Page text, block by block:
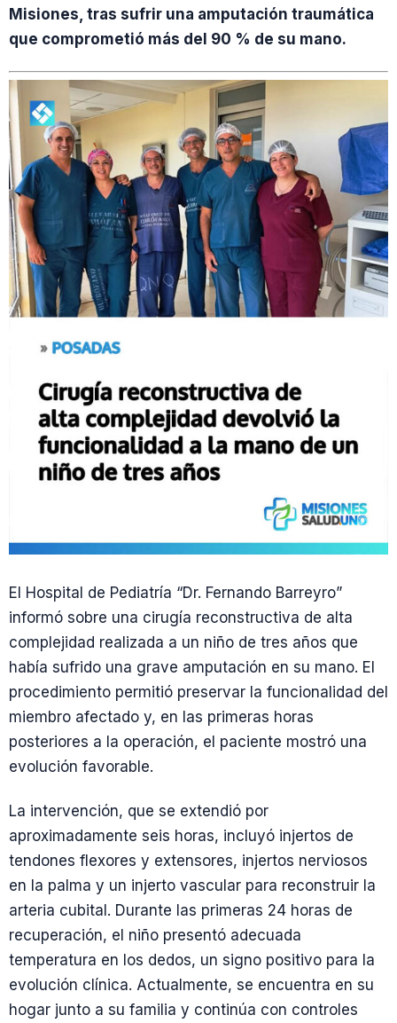
Misiones, tras sufrir una amputación traumática
que comprometió más del 90 % de su mano.
El Hospital de Pediatría “Dr. Fernando Barreyro”
informó sobre una cirugía reconstructiva de alta
complejidad realizada a un niño de tres años que
había sufrido una grave amputación en su mano. El
procedimiento permitió preservar la funcionalidad del
miembro afectado y, en las primeras horas
posteriores a la operación, el paciente mostró una
evolución favorable.
La intervención, que se extendió por
aproximadamente seis horas, incluyó injertos de
tendones flexores y extensores, injertos nerviosos
en la palma y un injerto vascular para reconstruir la
arteria cubital. Durante las primeras 24 horas de
recuperación, el niño presentó adecuada
temperatura en los dedos, un signo positivo para la
evolución clínica. Actualmente, se encuentra en su
hogar junto a su familia y continúa con controles